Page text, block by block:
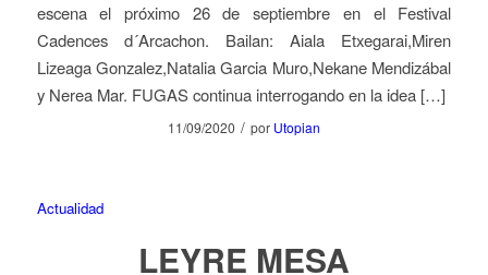
escena el próximo 26 de septiembre en el Festival
Cadences d´Arcachon. Bailan: Aiala Etxegarai,Miren
Lizeaga Gonzalez,Natalia Garcia Muro,Nekane Mendizábal
y Nerea Mar. FUGAS continua interrogando en la idea […]
11/09/2020 / por Utopian
Actualidad
LEYRE MESA